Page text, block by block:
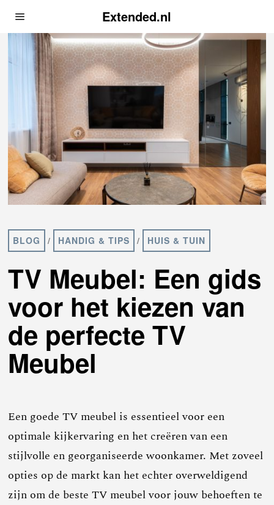
Extended.nl
BLOG / HANDIG & TIPS / HUIS & TUIN
TV Meubel: Een gids
voor het kiezen van
de perfecte TV
Meubel
Een goede TV meubel is essentieel voor een
optimale kijkervaring en het creëren van een
stijlvolle en georganiseerde woonkamer. Met zoveel
opties op de markt kan het echter overweldigend
zijn om de beste TV meubel voor jouw behoeften te